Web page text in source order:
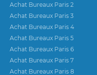
Achat Bureaux Paris 2
Achat Bureaux Paris 3
Achat Bureaux Paris 4
Achat Bureaux Paris 5
Achat Bureaux Paris 6
Achat Bureaux Paris 7
Achat Bureaux Paris 8